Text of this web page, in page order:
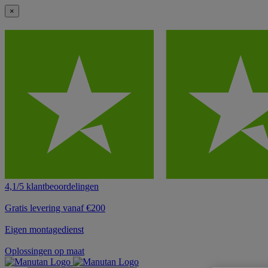
×
4,1/5 klantbeoordelingen
Gratis levering vanaf €200
Eigen montagedienst
Oplossingen op maat